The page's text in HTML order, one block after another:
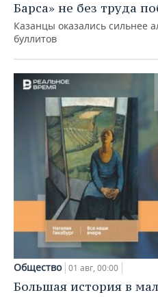
Барса» не без труда
Казанцы оказались сильнее
буллитов
Общество 01 авг, 00:00
Большая история в